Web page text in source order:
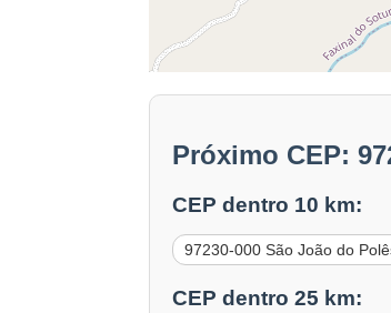
Próximo CEP:
CEP dentro 10 km:
97230-000 São João do
CEP dentro 25 km: